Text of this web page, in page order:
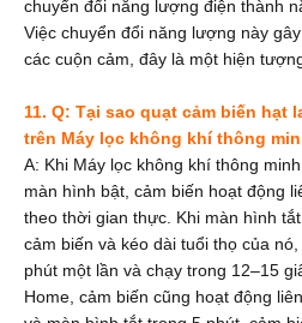
chuyển đổi năng lượng điện thành
Việc chuyển đổi năng lượng này
các cuộn cảm, đây là một hiện
11. Q: Tại sao quạt cảm biến hạt
trên Máy lọc không khí thông
A: Khi Máy lọc không khí thông
màn hình bật, cảm biến hoạt động
theo thời gian thực. Khi màn hình
cảm biến và kéo dài tuổi thọ của
phút một lần và chạy trong 12–15
Home, cảm biến cũng hoạt động